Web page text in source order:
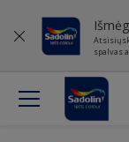
spalvas